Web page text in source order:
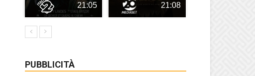
21:05 21:08
PUBBLICITÀ